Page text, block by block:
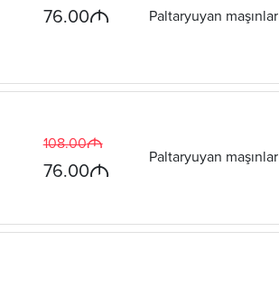
76.00M Paltaryuyan maşınlar
108.00M
76.00M
Paltaryuyan maşınlar